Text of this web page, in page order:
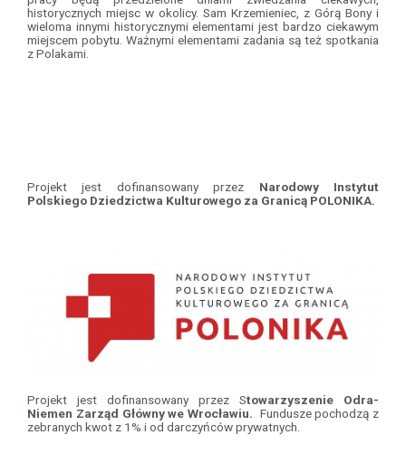
historycznych miejsc w okolicy. Sam Krzemieniec, z Górą Bony i
wieloma innymi historycznymi elementami jest bardzo ciekawym
miejscem pobytu. Ważnymi elementami zadania są też spotkania
z Polakami.
Projekt jest dofinansowany przez Narodowy Instytut
Polskiego Dziedzictwa Kulturowego za Granicą POLONIKA.
Projekt jest dofinansowany przez Stowarzyszenie Odra-
Niemen Zarząd Główny we Wrocławiu. Fundusze pochodzą z
zebranych kwot z 1% i od darczyńców prywatnych.